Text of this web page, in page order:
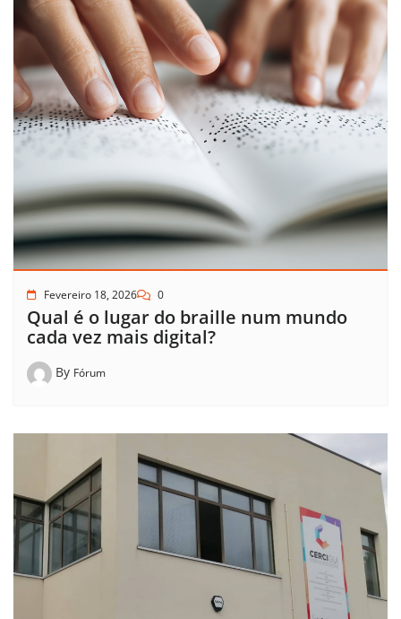
Fevereiro 18, 2026 0
Qual é o lugar do braille num mundo
cada vez mais digital?
By Fórum